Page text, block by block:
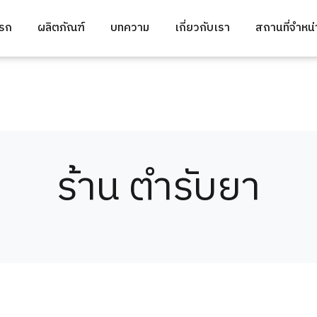
ก ผลิตภัณฑ์ บทความ เกี่ยวกับเรา สถานที่จำห
ร้าน ตำรับยา